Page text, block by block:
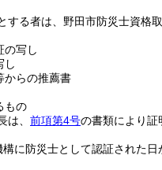
する者は、野田市防災士資格
の写し
し
からの推薦書
もの
は、 前項第4号の書類により証
に防災士として認証された